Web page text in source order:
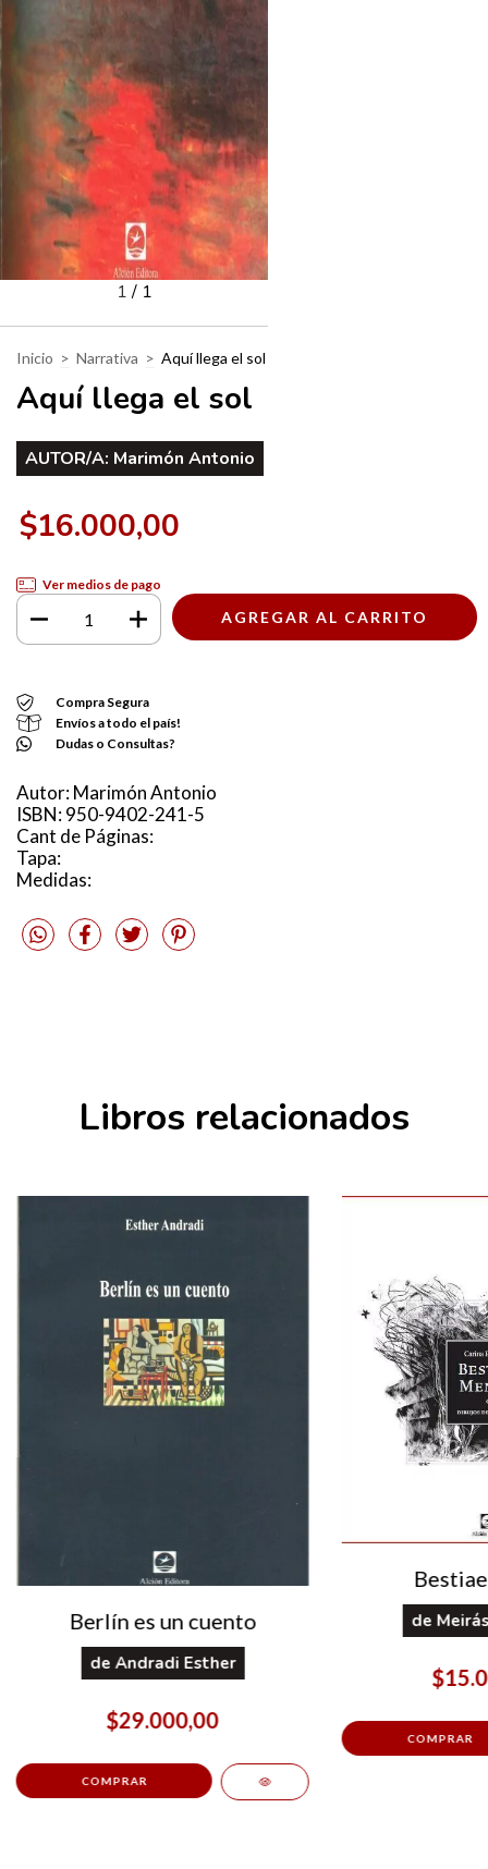
1/ 1
Inicio > Narrativa > Aquí llega el sol
Aquí llega el sol
AUTOR/A: Marimón Antonio
$16.000,00
Ver medios de pago
Compra Segura
Envíos a todo el país!
Dudas o Consultas?
Autor: Marimón Antonio
ISBN: 950-9402-241-5
Cant de Páginas:
Tapa:
Medidas:
Libros relacionados
Berlín es un cuento
deAndradi Esther
$29.000,00
de